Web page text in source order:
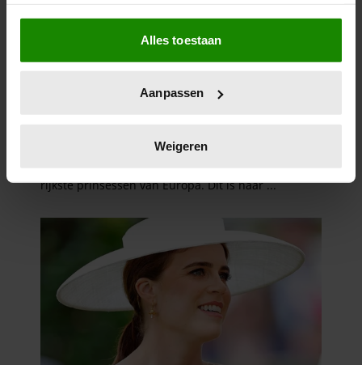
Als u het toestaat, willen we ook graag:
Informatie verzamelen over uw geografische
locatie, die tot een paar meter nauwkeurig kan zijn
scannen op specifieke eigenschappen (fingerprinting)
verwerkt en stel uw voorkeuren in het
intrekken in de Cookieverklaring.
We gebruiken cookies om content en advertenties te
personaliseren, om functies voor social media te bieden
en om ons websiteverkeer te analyseren. Ook delen we
informatie over uw gebruik van onze site met onze
partners voor social media, adverteren en analyse. Deze
partners kunnen deze gegevens combineren met andere
informatie die u aan ze heeft verstrekt of die ze hebben
verzameld op basis van uw gebruik van hun services. U
Alles toestaan
Aanpassen
Weigeren